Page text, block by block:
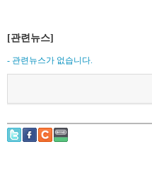
[관련뉴스]
- 관련뉴스가 없습니다.